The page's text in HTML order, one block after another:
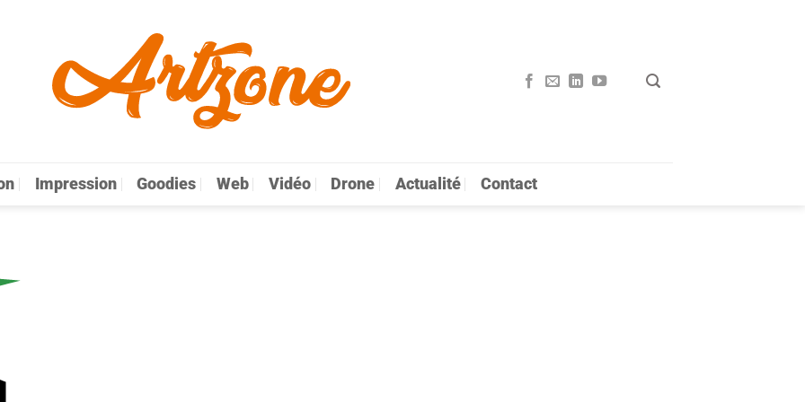
Impression Goodies Web Vidéo Drone Actualité Contact